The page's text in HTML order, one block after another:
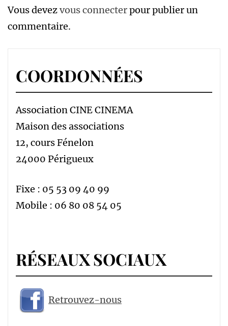
Vous devezvous connecterpour publier un
commentaire.
COORDONNÉES
Association CINE CINEMA
Maison des associations
12, cours Fénelon
24000 Périgueux
Fixe : 05 53 09 40 99
Mobile : 06 80 08 54 05
RÉSEAUX SOCIAUX
Retrouvez-nous